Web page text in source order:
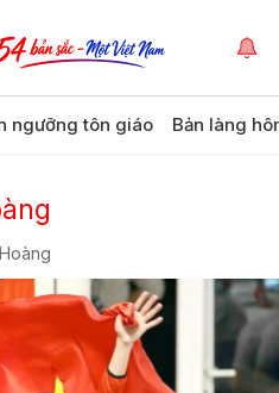
ngưỡng tôn giáo Bản làng